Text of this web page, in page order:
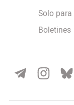
Solo
Boletines